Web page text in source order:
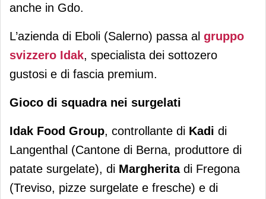
anche in Gdo.
L’azienda di Eboli (Salerno) passa al gruppo
svizzero Idak, specialista dei sottozero
gustosi e di fascia premium.
Gioco di squadra nei surgelati
Idak Food Group, controllante di Kadi di
Langenthal (Cantone di Berna, produttore di
patate surgelate), di Margheritadi Fregona
(Treviso, pizze surgelate e fresche) e di